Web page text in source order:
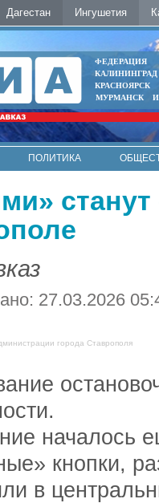
Дагестан Ингушетия
ФЕДЕРАЦИЯ
КАЛИНИНГРАД
КРАСНОЯРСК
МУРМАНСК
ПОЛИТИКА
станут
27.03.2026
города Ставрополя
началось
кнопки,
в